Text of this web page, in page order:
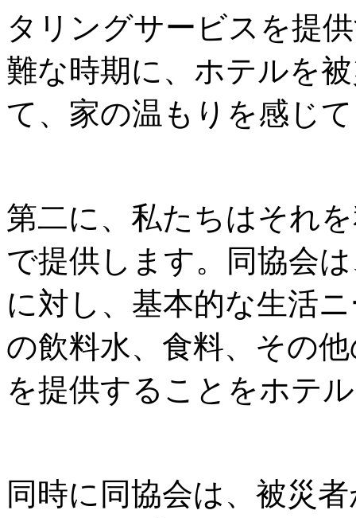
タリングサービスを提
難な時期に、ホテルを
て、家の温もりを感じ
第二に、私たちはそれ
で提供します。同協会
に対し、基本的な生活
の飲料水、食料、その
を提供することをホテ
同時に同協会は、被災